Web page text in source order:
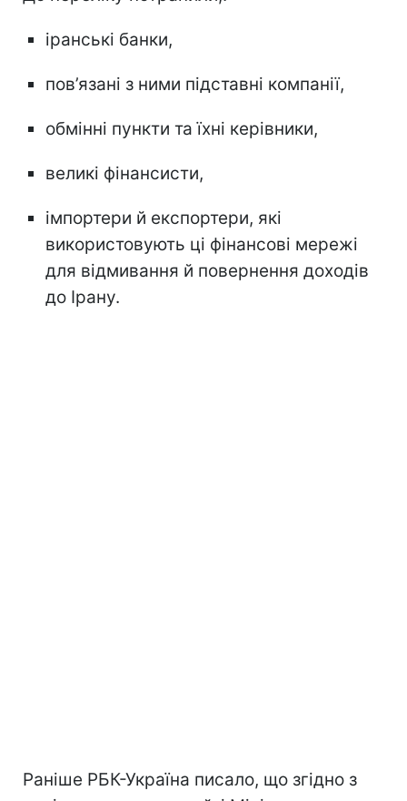
іранські банки,
пов’язані з ними підставні компанії,
обмінні пункти та їхні керівники,
великі фінансисти,
імпортери й експортери, які
використовують ці фінансові мережі
для відмивання й повернення доходів
до Ірану.
Раніше РБК-Україна писало, що згідно з